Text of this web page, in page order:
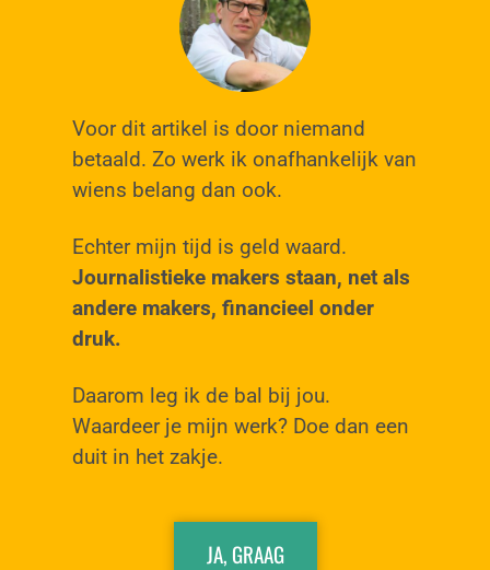
Voor dit artikel is door niemand
betaald. Zo werk ik onafhankelijk van
wiens belang dan ook.
Echter mijn tijd is geld waard.
Journalistieke makers staan, net als
andere makers, financieel onder
druk.
Daarom leg ik de bal bij jou.
Waardeer je mijn werk? Doe dan een
duit in het zakje.
JA, GRAAG